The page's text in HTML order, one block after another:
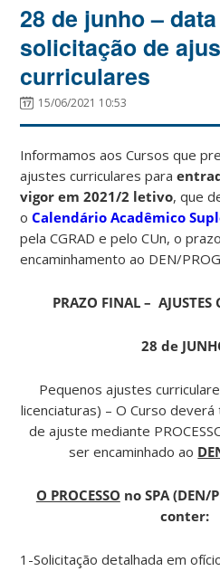
28 de junho –
solicitação de
curriculares
15/06/2021 10:53
Informamos aos Cursos que
ajustes curriculares para
vigor em 2021/2 letivo, que
oCalendário Acadêmico
pela CGRAD e pelo CUn, o
encaminhamento ao DEN/
PRAZO FINAL – AJUSTES
28 de
Pequenos ajustes
licenciaturas) – O Curso
de ajuste mediante
ser encaminhado ao
O PROCESSO no SPA (DEN/
conter:
1-Solicitação detalhada em